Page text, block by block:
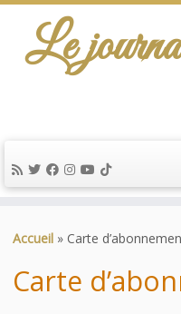
au
Le
Accueil » Carte
Carte